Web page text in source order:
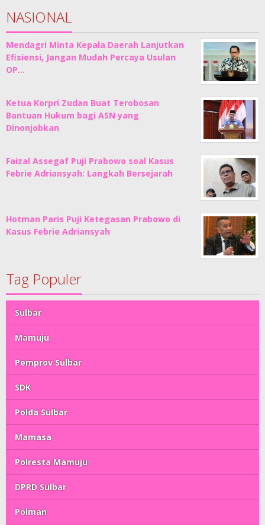
NASIONAL
Mendagri Minta Kepala Daerah Lanjutkan
Efisiensi, Jangan Mudah Percaya Usulan
OP…
Ketua Korpri Zudan Buat Terobosan
Bantuan Hukum bagi ASN yang
Dinonjobkan
Faizal Assegaf Puji Prabowo soal Kasus
Febrie Adriansyah: Langkah Bersejarah
Hotman Paris Puji Ketegasan Prabowo di
Kasus Febrie Adriansyah
Tag Populer
Sulbar
Mamuju
Pemprov Sulbar
SDK
Polda Sulbar
Mamasa
Polresta Mamuju
DPRD Sulbar
Polman